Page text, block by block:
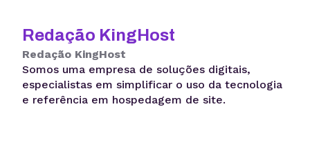
Redação KingHost
Redação KingHost
Somos uma empresa de soluções digitais,
especialistas em simplificar o uso da tecnologia
e referência em hospedagem de site.